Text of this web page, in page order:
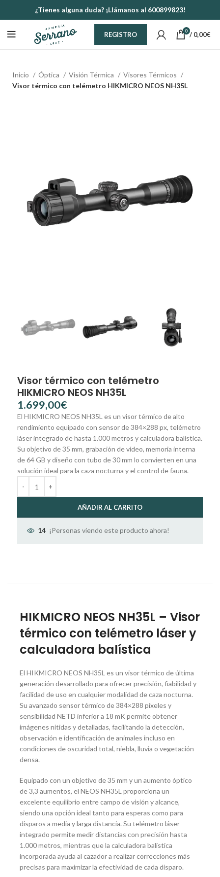
¿Tienes alguna duda? ¡Llámanos al 600899823!
REGISTRO 0 / 0,00€
Inicio Óptica Visión Térmica
Visores Térmicos
Visor térmico con telémetro HIKMICRO NEOS NH35L
Visor térmico con telémetro
HIKMICRO NEOS NH35L
€
El HIKMICRO NEOS NH35L es un visor térmico de alto
rendimiento equipado con sensor de 384×288 px, telémetro
láser integrado de hasta 1.000 metros y calculadora balística.
Su objetivo de 35 mm, grabación de vídeo, memoria interna
de 64 GB y diseño con tubo de 30 mm lo convierten en una
solución ideal para la caza nocturna y el control de fauna.
AÑADIR AL CARRITO
14 ¡Personas viendo este producto ahora!
HIKMICRO NEOS NH35L – Visor
térmico con telémetro láser y
calculadora balística
El HIKMICRO NEOS NH35L es un visor térmico de última
generación desarrollado para ofrecer precisión, fiabilidad y
facilidad de uso en cualquier modalidad de caza nocturna.
Su avanzado sensor térmico de 384×288 píxeles y
sensibilidad NETD inferior a 18 mK permite obtener
imágenes nítidas y detalladas, facilitando la detección,
observación e identificación de animales incluso en
condiciones de oscuridad total, niebla, lluvia o vegetación
densa.
Equipado con un objetivo de 35 mm y un aumento óptico
de 3,3 aumentos, el NEOS NH35L proporciona un
excelente equilibrio entre campo de visión y alcance,
siendo una opción ideal tanto para esperas como para
disparos a media y larga distancia. Su telémetro láser
integrado permite medir distancias con precisión hasta
1.000 metros, mientras que la calculadora balística
incorporada ayuda al cazador a realizar correcciones más
precisas para maximizar la efectividad de cada disparo.